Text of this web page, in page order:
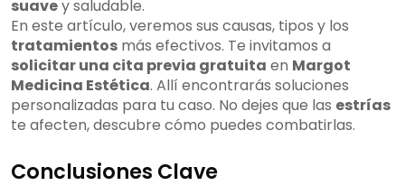
suavey saludable.
En este artículo, veremos sus causas, tipos y los
tratamientos más efectivos. Te invitamos a
solicitar una cita previa gratuita en Margot
Medicina Estética. Allí encontrarás soluciones
personalizadas para tu caso. No dejes que las estrías
te afecten, descubre cómo puedes combatirlas.
Conclusiones Clave